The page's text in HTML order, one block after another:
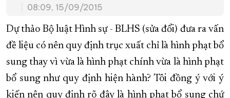
PODCAST THÔNG TIN - QUẢNG CÁO
TRƯỜNG SA BIỂN ĐẢO QUÊ HƯƠNG
CHUNG TAY CẢI CÁCH HÀNH CHÍNH
XÂY DỰNG NÔNG THÔN MỚI LỊCH CẮT ĐIỆN
TÀU - XE - MÁY BAY
08:09, 15/09/2015
Dự thảo Bộ luật Hình sự - BLHS (sửa đổi) đưa ra vấn
đề liệu có nên quy định trục xuất chỉ là hình phạt bổ
sung thay vì vừa là hình phạt chính vừa là hình phạt
bổ sung như quy định hiện hành? Tôi đồng ý với ý
kiến nên quy định rõ đây là hình phạt bổ sung chứ